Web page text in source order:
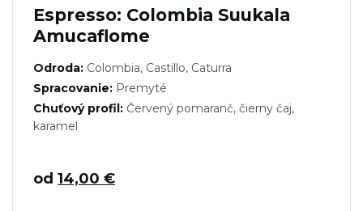
Espresso: Colombia Suukala
Amucaflome
Odroda: Colombia, Castillo, Caturra
Spracovanie: Premyté
Chuťový profil: Červený pomaranč, čierny čaj,
karamel
od 14,00 €